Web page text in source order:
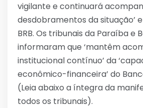
vigilante e continuará
desdobramentos da situação’
BRB. Os tribunais da Paraíba e
informaram que ‘mantêm
institucional contínuo’ da
econômico-financeira’ do
(Leia abaixo a íntegra da
todos os tribunais).